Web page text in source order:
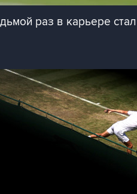
раз в карьере